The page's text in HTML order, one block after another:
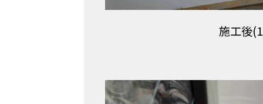
施工後